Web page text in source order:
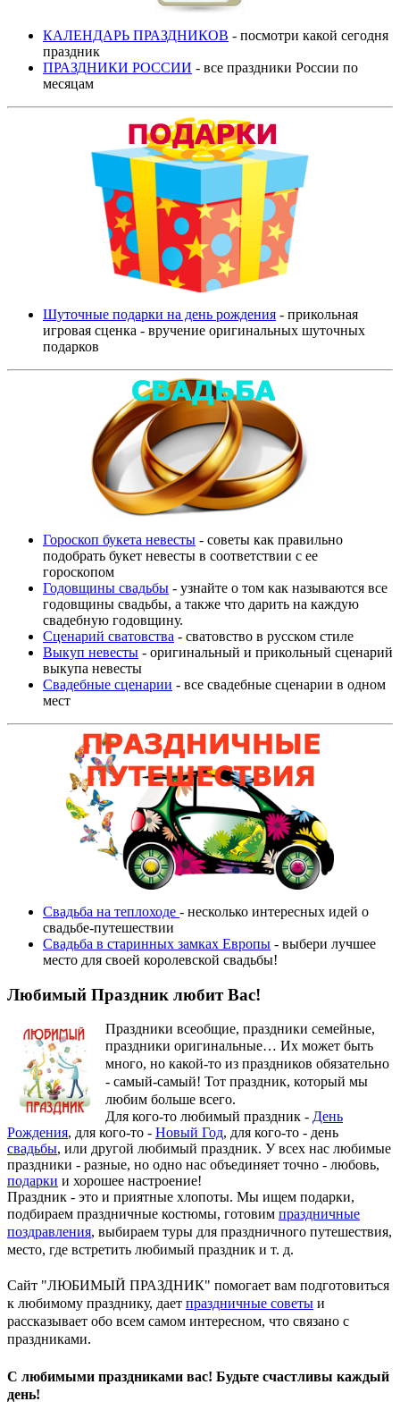
КАЛЕНДАРЬ ПРАЗДНИКОВ - посмотри какой сегодня
праздник
ПРАЗДНИКИ РОССИИ - все праздники России по
месяцам
Шуточные подарки на день рождения - прикольная
игровая сценка - вручение оригинальных шуточных
подарков
Гороскоп букета невесты - советы как правильно
подобрать букет невесты в соответствии с ее
гороскопом
Годовщины свадьбы - узнайте о том как называются все
годовщины свадьбы, а также что дарить на каждую
свадебную годовщину.
Сценарий сватовства - сватовство в русском стиле
Выкуп невесты - оригинальный и прикольный сценарий
выкупа невесты
Свадебные сценарии - все свадебные сценарии в одном
мест
Свадьба на теплоходе - несколько интересных идей о
свадьбе-путешествии
Свадьба в старинных замках Европы - выбери лучшее
место для своей королевской свадьбы!
Любимый Праздник любит Вас!
Праздники всеобщие, праздники семейные,
праздники оригинальные… Их может быть
много, но какой-то из праздников обязательно
- самый-самый! Тот праздник, который мы
любим больше всего.
Для кого-то любимый праздник - День
Рождения, для кого-то - Новый Год, для кого-то - день
свадьбы, или другой любимый праздник. У всех нас любимые
праздники - разные, но одно нас объединяет точно - любовь,
подарки и хорошее настроение!
Праздник - это и приятные хлопоты. Мы ищем подарки,
подбираем праздничные костюмы, готовим праздничные
поздравления, выбираем туры для праздничного путешествия,
место, где встретить любимый праздник и т. д.
Сайт "ЛЮБИМЫЙ ПРАЗДНИК" помогает вам подготовиться
к любимому празднику, дает праздничные советы и
рассказывает обо всем самом интересном, что связано с
праздниками.
С любимыми праздниками вас! Будьте счастливы каждый
день!